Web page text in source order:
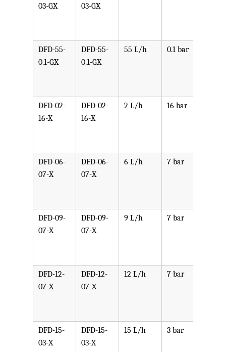
03-GX 03-GX
DFD-55-
0.1-GX
DFD-55-
0.1-GX
55 L/h 0.1 bar
DFD-02-
16-X
DFD-02-
16-X
2 L/h 16 bar
DFD-06-
07-X
DFD-06-
07-X
6 L/h 7 bar
DFD-09-
07-X
DFD-09-
07-X
9 L/h 7 bar
DFD-12-
07-X
DFD-12-
07-X
12 L/h 7 bar
DFD-15-
03-X
DFD-15-
03-X
15 L/h 3 bar